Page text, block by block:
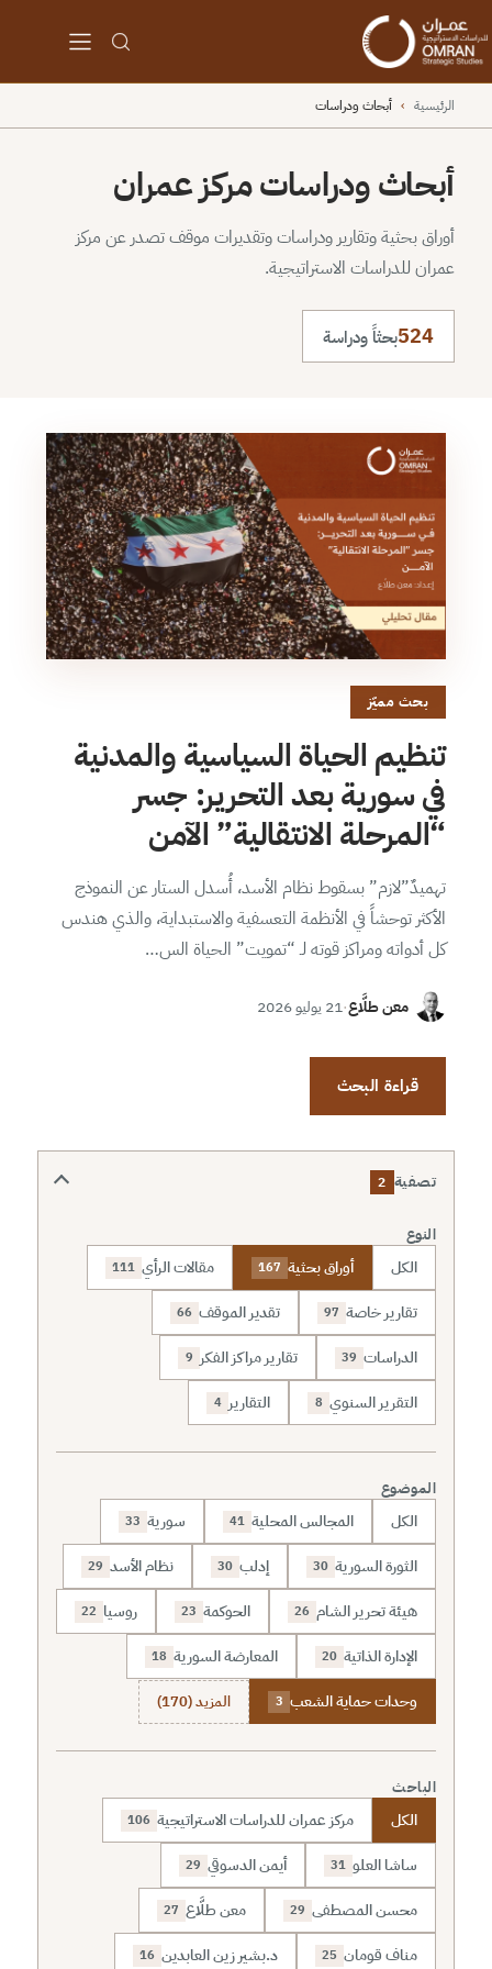
الرئيسية › أبحاث ودراسات
أبحاث ودراسات مركز عمران
أوراق بحثية وتقارير ودراسات وتقديرات موقف تصدر عن مركز
عمران للدراسات الاستراتيجية.
524بحثاً ودراسة
بحث مميّز
تنظيم الحياة السياسية والمدنية
في سورية بعد التحرير: جسر
“المرحلة الانتقالية” الآمن
تهميدٌ”لازم” بسقوط نظام الأسد، أُسدل الستار عن النموذج
الأكثر توحشاً في الأنظمة التعسفية والاستبداية، والذي هندس
كل أدواته ومراكز قوته لـ “تمويت” الحياة الس…
معن طلَّاع·21 يوليو 2026
قراءة البحث
تصفية 2
النوع
الكل أوراق بحثية 167 مقالات الرأي 111
تقارير خاصة 97 تقدير الموقف 66
الدراسات 39 تقارير مراكز الفكر 9
التقرير السنوي 8 التقارير 4
الموضوع
الكل المجالس المحلية 41 سورية 33
الثورة السورية 30 إدلب 30 نظام الأسد 29
هيئة تحرير الشام 26 الحوكمة 23 روسيا 22
الإدارة الذاتية 20 المعارضة السورية 18
وحدات حماية الشعب 3 المزيد (170)
الباحث
الكل مركز عمران للدراسات الاستراتيجية 106
ساشا العلو 31 أيمن الدسوقي 29
محسن المصطفى 29 معن طلَّاع 27
مناف قومان 25 د.بشير زين العابدين 16